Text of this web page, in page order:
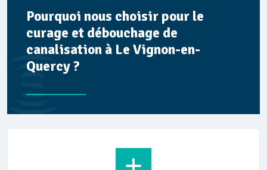
Pourquoi nous choisir pour le
curage et débouchage de
canalisation à Le Vignon-en-
Quercy ?